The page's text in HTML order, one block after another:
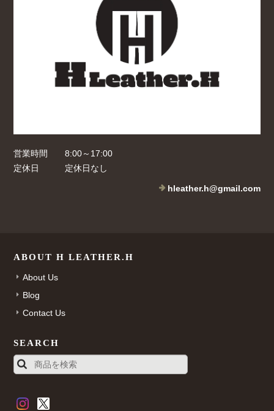
営業時間
8:00～17:00
定休日
定休日なし
hleather.h@gmail.com
ABOUT H LEATHER.H
About Us
Blog
Contact Us
SEARCH